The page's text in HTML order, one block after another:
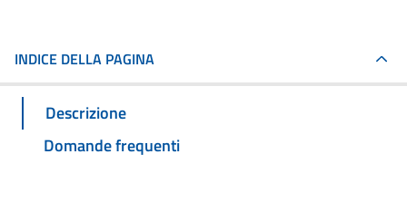
INDICE DELLA PAGINA
Descrizione
Domande frequenti